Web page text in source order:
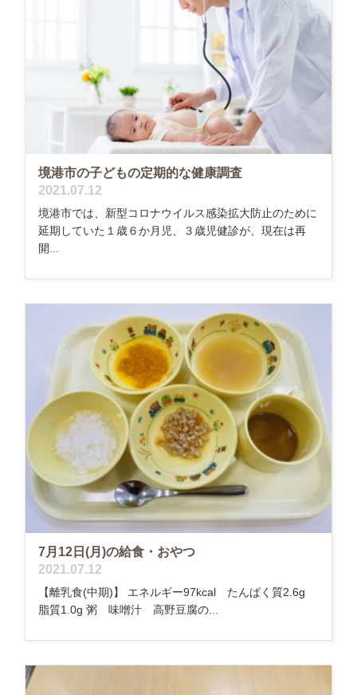
境港市の子どもの定期的な健康調査
2021.07.12
境港市では、新型コロナウイルス感染拡大防止のために
延期していた１歳６か月児、３歳児健診が、現在は再
開...
7月12日(月)の給食・おやつ
2021.07.12
【離乳食(中期)】 エネルギー97kcal たんぱく質2.6g
脂質1.0g 粥 味噌汁 高野豆腐の...